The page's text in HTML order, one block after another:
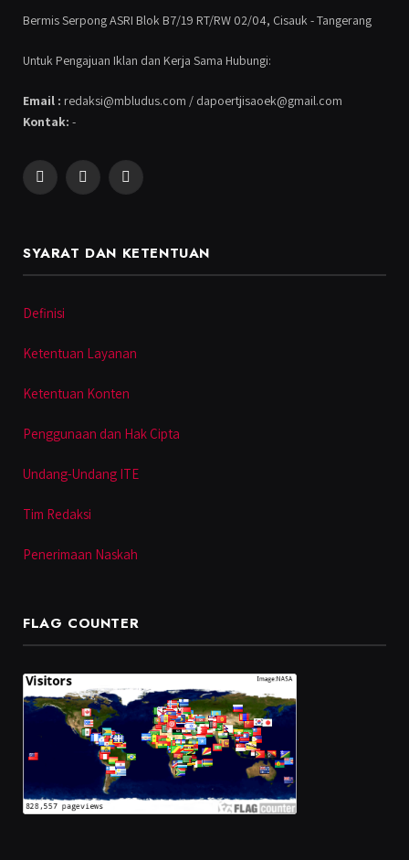
Bermis Serpong ASRI Blok B7/19 RT/RW 02/04, Cisauk - Tangerang
Untuk Pengajuan Iklan dan Kerja Sama Hubungi:
Email : redaksi@mbludus.com / dapoertjisaoek@gmail.com
Kontak: -
FacebookInstagramYouTube
SYARAT DAN KETENTUAN
Definisi
Ketentuan Layanan
Ketentuan Konten
Penggunaan dan Hak Cipta
Undang-Undang ITE
Tim Redaksi
Penerimaan Naskah
FLAG COUNTER